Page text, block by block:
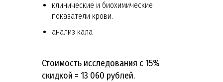
клинические и биохимические
показатели крови.
анализ кала
Стоимость исследования с 15%
скидкой = 13 060 рублей.